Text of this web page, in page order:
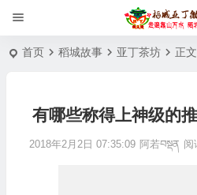
首页 稻城故事 亚丁茶坊 正文
有哪些称得上神级的
2018年2月2日 07:35:09 阿若བསྡན 阅